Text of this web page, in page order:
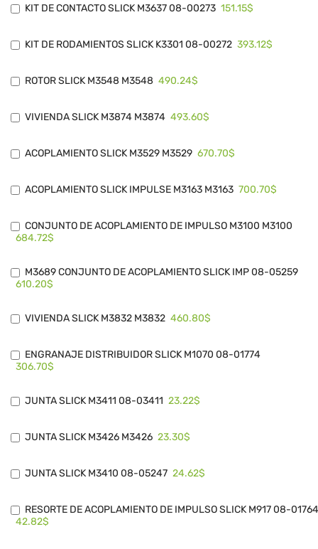
KIT DE CONTACTO SLICK M3637 08-00273 151.15$
KIT DE RODAMIENTOS SLICK K3301 08-00272 393.12$
ROTOR SLICK M3548 M3548 490.24$
VIVIENDA SLICK M3874 M3874 493.60$
ACOPLAMIENTO SLICK M3529 M3529 670.70$
ACOPLAMIENTO SLICK IMPULSE M3163 M3163 700.70$
CONJUNTO DE ACOPLAMIENTO DE IMPULSO M3100 M3100
684.72$
M3689 CONJUNTO DE ACOPLAMIENTO SLICK IMP 08-05259
610.20$
VIVIENDA SLICK M3832 M3832 460.80$
ENGRANAJE DISTRIBUIDOR SLICK M1070 08-01774
306.70$
JUNTA SLICK M3411 08-03411 23.22$
JUNTA SLICK M3426 M3426 23.30$
JUNTA SLICK M3410 08-05247 24.62$
RESORTE DE ACOPLAMIENTO DE IMPULSO SLICK M917 08-01764
42.82$